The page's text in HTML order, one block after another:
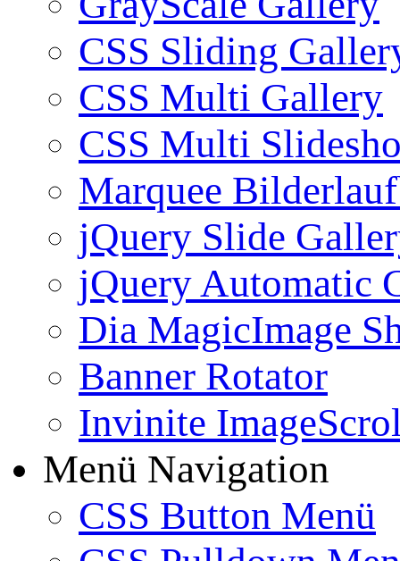
CSS Sliding
CSS Multi Gallery
CSS Multi
Marquee
jQuery Slide
jQuery Automatic
Dia MagicImage
Banner Rotator
Invinite
Menü Navigation
CSS Button Menü